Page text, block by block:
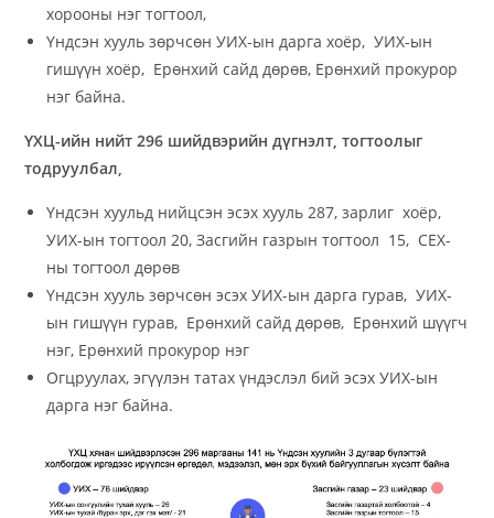
хорооны нэг тогтоол,
Үндсэн хууль зөрчсөн УИХ-ын дарга хоёр, УИХ-ын
гишүүн хоёр, Ерөнхий сайд дөрөв, Ерөнхий прокурор
нэг байна.
ҮХЦ-ийн нийт 296 шийдвэрийн дүгнэлт, тогтоолыг
тодруулбал,
Үндсэн хуульд нийцсэн эсэх хууль 287, зарлиг хоёр,
УИХ-ын тогтоол 20, Засгийн газрын тогтоол 15, СЕХ-
ны тогтоол дөрөв
Үндсэн хууль зөрчсөн эсэх УИХ-ын дарга гурав, УИХ-
ын гишүүн гурав, Ерөнхий сайд дөрөв, Ерөнхий шүүгч
нэг, Ерөнхий прокурор нэг
Огцруулах, эгүүлэн татах үндэслэл бий эсэх УИХ-ын
дарга нэг байна.